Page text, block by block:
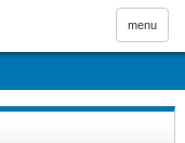
menu